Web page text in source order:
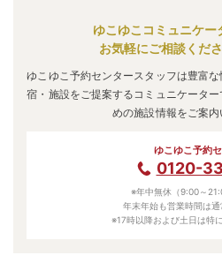
ゆこゆこコミュニケー
お気軽にご相談くださ
ゆこゆこ予約センタースタッフは豊富
宿・施設をご提案するコミュニケータ
めの施設情報をご案内
ゆこゆこ予約
0120-
※年中無休（9:00～
年末年始も営業時間は通
※17時以降および土日は特